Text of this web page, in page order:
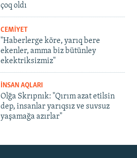
çoq oldı
CEMİYET
"Haberlerge köre, yarıq bere
ekenler, amma biz bütünley
ekektriksizmiz"
İNSAN AQLARI
Olğa Skrıpnık: "Qırım azat etilsin
dep, insanlar yarıqsız ve suvsuz
yaşamağa azırlar"